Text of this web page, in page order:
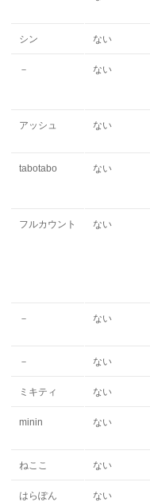
シン ない
－ ない
アッシュ ない
tabotabo ない
フルカウント ない
－ ない
－ ない
ミキティ ない
minin ない
ねここ ない
はらぽん ない